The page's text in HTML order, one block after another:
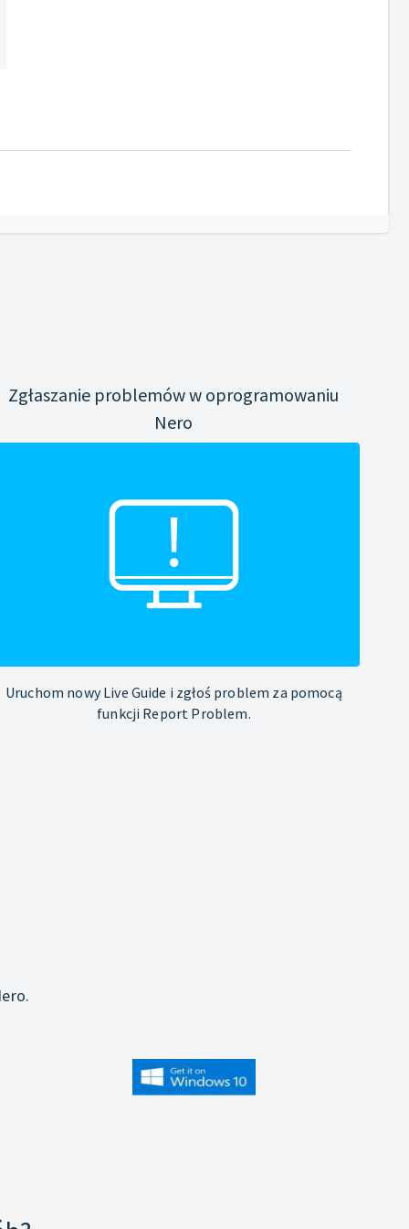
Zgłaszanie problemów w oprogramowaniu
Nero
Uruchom nowy Live Guide i zgłoś problem za pomocą
funkcji Report Problem.